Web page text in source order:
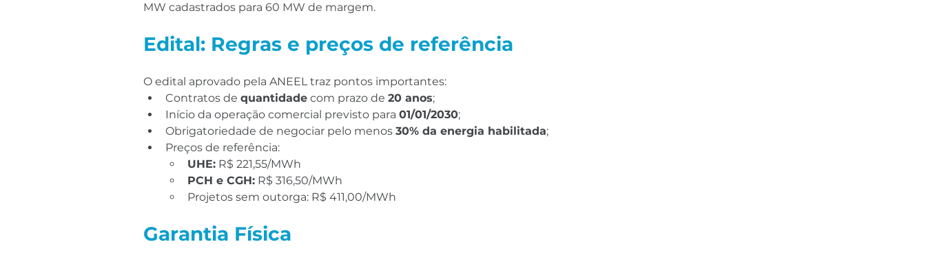
MW cadastrados para 60 MW de margem.
Edital: Regras e preços de referência
O edital aprovado pela ANEEL traz pontos importantes:
Contratos de quantidade com prazo de 20 anos;
Início da operação comercial previsto para 01/01/2030;
Obrigatoriedade de negociar pelo menos 30% da energia habilitada;
Preços de referência:
UHE: R$ 221,55/MWh
PCH e CGH: R$ 316,50/MWh
Projetos sem outorga: R$ 411,00/MWh
Garantia Física